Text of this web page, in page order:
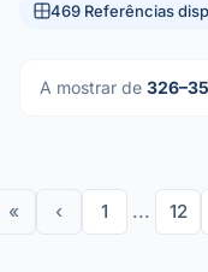
469 Referências
A mostrar de
« ‹ 1 ... 12